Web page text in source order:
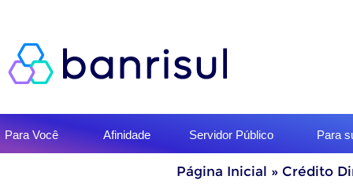
do
menu
Para Você Afinidade Servidor Público Para
Início
doPágina Inicial » Crédito